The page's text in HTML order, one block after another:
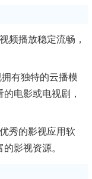
频播放稳定流畅，
有独特的云播模
电影或电视剧，
秀的影视应用软
影视资源。